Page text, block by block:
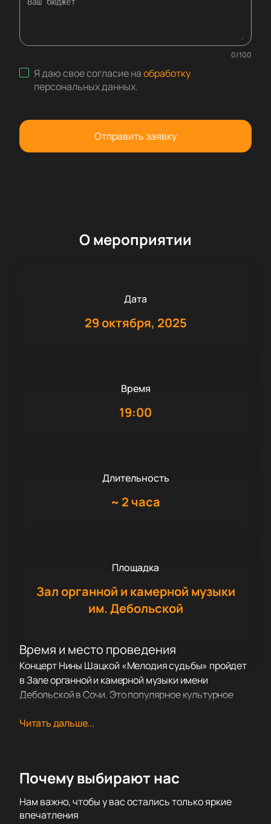
0/100
Я даю свое согласие наобработку
персональных данных.
Отправить заявку
О мероприятии
Дата
29 октября, 2025
Время
19:00
Длительность
~ 2 часа
Площадка
Зал органной и камерной музыки
им. Дебольской
Время и место проведения
Концерт Нины Шацкой «Мелодия судьбы» пройдет
в Зале органной и камерной музыки имени
Дебольской в Сочи. Это популярное культурное
проспект, дом 32/1.
покажет новую программу «Мелодия судьбы». Ее
сильный голос с глубоким тембром сразу
привлекает внимание публики. В этот вечер
прозвучат известные песни советской и
Читать дальше...
Почему выбирают нас
Нам важно, чтобы у вас остались только яркие
впечатления